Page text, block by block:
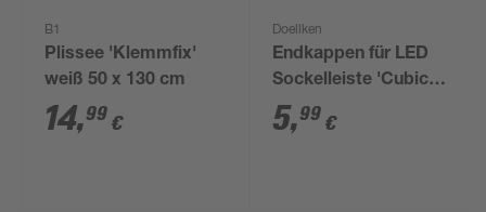
B1
Plissee 'Klemmfix'
weiß 50 x 130 cm
14,99 €
Doellken
Endkappen für LED
Sockelleiste 'Cubica
LS 80' weiß, 2 Stück
5,99 €